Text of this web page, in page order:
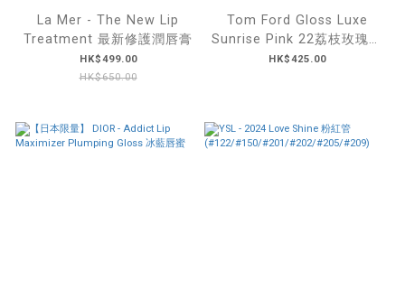
La Mer - The New Lip
Treatment 最新修護潤唇膏
HK$499.00
HK$650.00
Tom Ford Gloss Luxe
Sunrise Pink 22荔枝玫瑰色
鏡面唇釉
HK$425.00